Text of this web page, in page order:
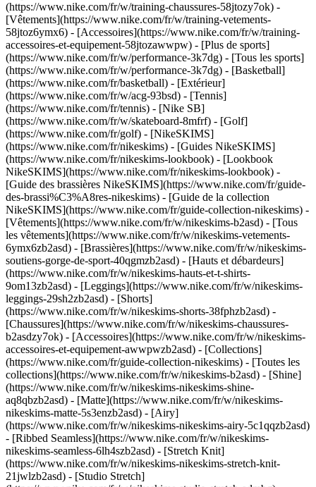
(https://www.nike.com/fr/w/training-chaussures-58jtozy7ok) -
[Vêtements](https://www.nike.com/fr/w/training-vetements-
58jtoz6ymx6) - [Accessoires](https://www.nike.com/fr/w/training-
accessoires-et-equipement-58jtozawwpw) - [Plus de sports]
(https://www.nike.com/fr/w/performance-3k7dg) - [Tous les sports]
(https://www.nike.com/fr/w/performance-3k7dg) - [Basketball]
(https://www.nike.com/fr/basketball) - [Extérieur]
(https://www.nike.com/fr/w/acg-93bsd) - [Tennis]
(https://www.nike.com/fr/tennis) - [Nike SB]
(https://www.nike.com/fr/w/skateboard-8mfrf) - [Golf]
(https://www.nike.com/fr/golf) - [NikeSKIMS]
(https://www.nike.com/fr/nikeskims) - [Guides NikeSKIMS]
(https://www.nike.com/fr/nikeskims-lookbook) - [Lookbook
NikeSKIMS](https://www.nike.com/fr/nikeskims-lookbook) -
[Guide des brassières NikeSKIMS](https://www.nike.com/fr/guide-
des-brassi%C3%A8res-nikeskims) - [Guide de la collection
NikeSKIMS](https://www.nike.com/fr/guide-collection-nikeskims) -
[Vêtements](https://www.nike.com/fr/w/nikeskims-b2asd) - [Tous
les vêtements](https://www.nike.com/fr/w/nikeskims-vetements-
6ymx6zb2asd) - [Brassières](https://www.nike.com/fr/w/nikeskims-
soutiens-gorge-de-sport-40qgmzb2asd) - [Hauts et débardeurs]
(https://www.nike.com/fr/w/nikeskims-hauts-et-t-shirts-
9om13zb2asd) - [Leggings](https://www.nike.com/fr/w/nikeskims-
leggings-29sh2zb2asd) - [Shorts]
(https://www.nike.com/fr/w/nikeskims-shorts-38fphzb2asd) -
[Chaussures](https://www.nike.com/fr/w/nikeskims-chaussures-
b2asdzy7ok) - [Accessoires](https://www.nike.com/fr/w/nikeskims-
accessoires-et-equipement-awwpwzb2asd) - [Collections]
(https://www.nike.com/fr/guide-collection-nikeskims) - [Toutes les
collections](https://www.nike.com/fr/w/nikeskims-b2asd) - [Shine]
(https://www.nike.com/fr/w/nikeskims-nikeskims-shine-
aq8qbzb2asd) - [Matte](https://www.nike.com/fr/w/nikeskims-
nikeskims-matte-5s3enzb2asd) - [Airy]
(https://www.nike.com/fr/w/nikeskims-nikeskims-airy-5c1qqzb2asd)
- [Ribbed Seamless](https://www.nike.com/fr/w/nikeskims-
nikeskims-seamless-6lh4szb2asd) - [Stretch Knit]
(https://www.nike.com/fr/w/nikeskims-nikeskims-stretch-knit-
21jwlzb2asd) - [Studio Stretch]